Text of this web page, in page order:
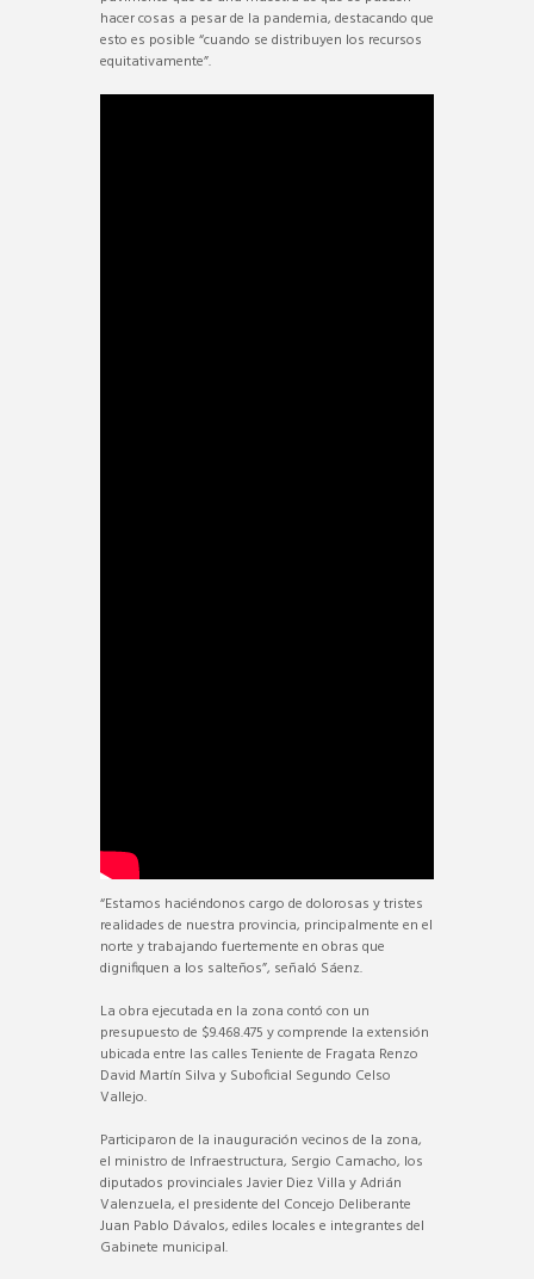
hacer cosas a pesar de la pandemia, destacando que
esto es posible “cuando se distribuyen los recursos
equitativamente”.
“Estamos haciéndonos cargo de dolorosas y tristes
realidades de nuestra provincia, principalmente en el
norte y trabajando fuertemente en obras que
dignifiquen a los salteños”, señaló Sáenz.
La obra ejecutada en la zona contó con un
presupuesto de $9.468.475 y comprende la extensión
ubicada entre las calles Teniente de Fragata Renzo
David Martín Silva y Suboficial Segundo Celso
Vallejo.
Participaron de la inauguración vecinos de la zona,
el ministro de Infraestructura, Sergio Camacho, los
diputados provinciales Javier Diez Villa y Adrián
Valenzuela, el presidente del Concejo Deliberante
Juan Pablo Dávalos, ediles locales e integrantes del
Gabinete municipal.